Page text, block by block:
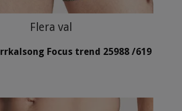
Flera val
Focus trend 25988 /619